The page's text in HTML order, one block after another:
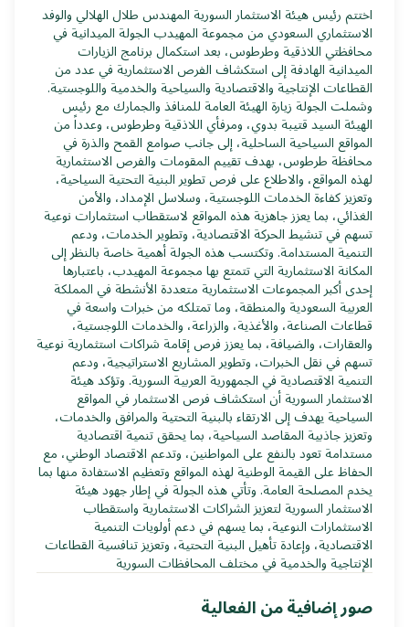
اختتم رئيس هيئة الاستثمار السورية المهندس طلال الهلالي والوفد
الاستثماري السعودي من مجموعة المهيدب الجولة الميدانية في
محافظتي اللاذقية وطرطوس، بعد استكمال برنامج الزيارات
الميدانية الهادفة إلى استكشاف الفرص الاستثمارية في عدد من
القطاعات الإنتاجية والاقتصادية والسياحية والخدمية واللوجستية.
وشملت الجولة زيارة الهيئة العامة للمنافذ والجمارك مع رئيس
الهيئة السيد قتيبة بدوي، ومرفأي اللاذقية وطرطوس، وعدداً من
المواقع السياحية الساحلية، إلى جانب صوامع القمح والذرة في
محافظة طرطوس، بهدف تقييم المقومات والفرص الاستثمارية
لهذه المواقع، والاطلاع على فرص تطوير البنية التحتية السياحية،
وتعزيز كفاءة الخدمات اللوجستية، وسلاسل الإمداد، والأمن
الغذائي، بما يعزز جاهزية هذه المواقع لاستقطاب استثمارات نوعية
تسهم في تنشيط الحركة الاقتصادية، وتطوير الخدمات، ودعم
التنمية المستدامة. وتكتسب هذه الجولة أهمية خاصة بالنظر إلى
المكانة الاستثمارية التي تتمتع بها مجموعة المهيدب، باعتبارها
إحدى أكبر المجموعات الاستثمارية متعددة الأنشطة في المملكة
العربية السعودية والمنطقة، وما تمتلكه من خبرات واسعة في
قطاعات الصناعة، والأغذية، والزراعة، والخدمات اللوجستية،
والعقارات، والضيافة، بما يعزز فرص إقامة شراكات استثمارية نوعية
تسهم في نقل الخبرات، وتطوير المشاريع الاستراتيجية، ودعم
التنمية الاقتصادية في الجمهورية العربية السورية. وتؤكد هيئة
الاستثمار السورية أن استكشاف فرص الاستثمار في المواقع
السياحية يهدف إلى الارتقاء بالبنية التحتية والمرافق والخدمات،
وتعزيز جاذبية المقاصد السياحية، بما يحقق تنمية اقتصادية
مستدامة تعود بالنفع على المواطنين، وتدعم الاقتصاد الوطني، مع
الحفاظ على القيمة الوطنية لهذه المواقع وتعظيم الاستفادة منها بما
يخدم المصلحة العامة. وتأتي هذه الجولة في إطار جهود هيئة
الاستثمار السورية لتعزيز الشراكات الاستثمارية واستقطاب
الاستثمارات النوعية، بما يسهم في دعم أولويات التنمية
الاقتصادية، وإعادة تأهيل البنية التحتية، وتعزيز تنافسية القطاعات
الإنتاجية والخدمية في مختلف المحافظات السورية
صور إضافية من الفعالية